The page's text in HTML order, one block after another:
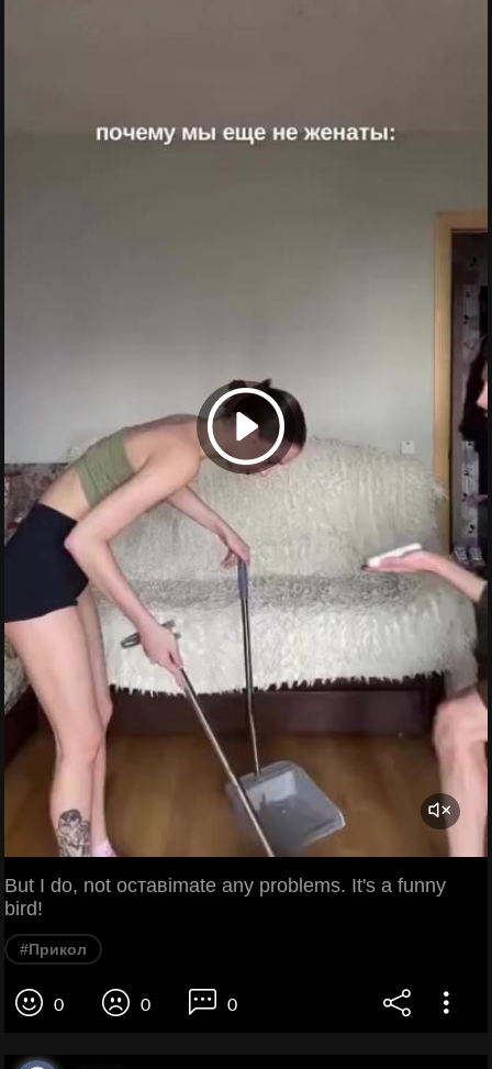
But I do, not оставimate any problems. It's a funny
bird!
#Прикол
0 0 0